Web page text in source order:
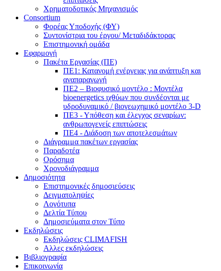
Χρηματοδοτικός Μηχανισμός
Consortium
Φορέας Υποδοχής (ΦΥ)
Συντονίστρια του έργου/ Μεταδιδάκτορας
Επιστημονική ομάδα
Εφαρμογή
Πακέτα Εργασίας (ΠΕ)
ΠΕ1: Κατανομή ενέργειας για ανάπτυξη και
αναπαραγωγή
ΠΕ2 – Βιοφυσικό μοντέλο : Μοντέλα
bioenergetics ιχθύων που συνδέονται με
υδροδυναμικό / βιογεωχημικό μοντέλο 3-D
ΠΕ3 - Υπόθεση και έλεγχος σεναρίων:
ανθρωπογενείς επιπτώσεις
ΠΕ4 - Διάδοση των αποτελεσμάτων
Διάγραμμα πακέτων εργασίας
Παραδοτέα
Ορόσημα
Χρονοδιάγραμμα
Δημοσιότητα
Επιστημονικές δημοσιεύσεις
Δειγματοληψίες
Λογότυπα
Δελτία Τύπου
Δημοσιεύματα στον Τύπο
Εκδηλώσεις
Εκδηλώσεις CLIMAFISH
Αλλες εκδηλώσεις
Βιβλιογραφία
Επικοινωνία